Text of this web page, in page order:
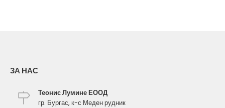
ЗА НАС
Теонис Лумине ЕООД
гр. Бургас, к-с Меден рудник